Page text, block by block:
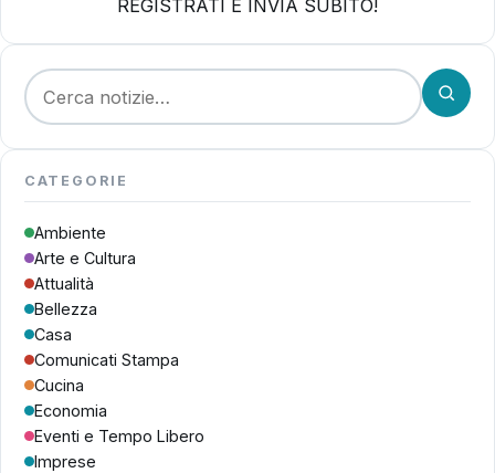
REGISTRATI E INVIA SUBITO!
Cerca:
CATEGORIE
Ambiente
Arte e Cultura
Attualità
Bellezza
Casa
Comunicati Stampa
Cucina
Economia
Eventi e Tempo Libero
Imprese